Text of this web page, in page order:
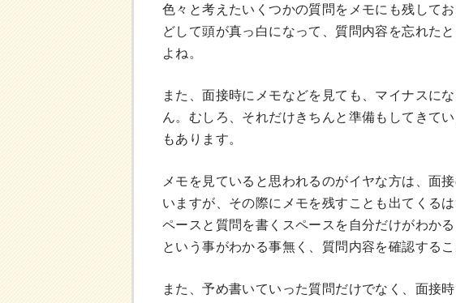
色々と考えたいくつかの質問をメモにも残して
どして頭が真っ白になって、質問内容を忘れた
よね。
また、面接時にメモなどを見ても、マイナスに
ん。むしろ、それだけきちんと準備もしてきて
もあります。
メモを見ていると思われるのがイヤな方は、面
いますが、その際にメモを残すことも出てくる
ペースと質問を書くスペースを自分だけがわか
という事がわかる事無く、質問内容を確認するこ
また、予め書いていった質問だけでなく、面接